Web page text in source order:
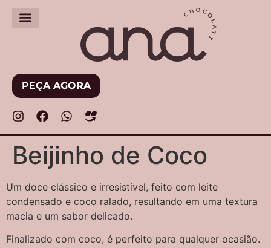
PEÇA AGORA
Beijinho de Coco
Um doce clássico e irresistível, feito com leite
condensado e coco ralado, resultando em uma textura
macia e um sabor delicado.
Finalizado com coco, é perfeito para qualquer ocasião.